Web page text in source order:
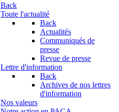
Back
Toute l'actualité
Back
Actualités
Communiqués de
presse
Revue de presse
Lettre d'information
Back
Archives de nos lettres
d'information
Nos valeurs